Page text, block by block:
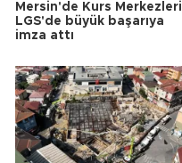
Mersin'de Kurs Merkezleri
LGS'de büyük başarıya
imza attı